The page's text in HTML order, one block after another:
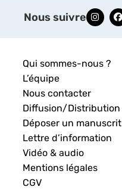
Nous suivre
Qui sommes-nous ?
L’équipe
Nous contacter
Diffusion/Distribution
Déposer un manuscrit
Lettre d’information
Vidéo & audio
Mentions légales
CGV